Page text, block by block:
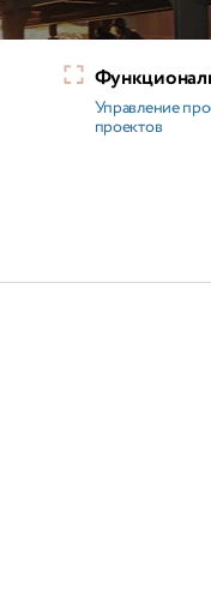
Управление
проектов